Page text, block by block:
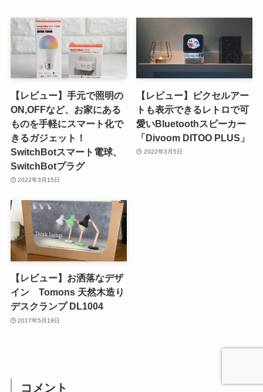
【レビュー】手元で照明の
ON,OFFなど、お家にある
ものを手軽にスマート化で
きるガジェット！
SwitchBotスマート電球、
SwitchBotプラグ
2022年3月15日
【レビュー】ピクセルアー
トも表示できるレトロで可
愛いBluetoothスピーカー
「Divoom DITOO PLUS」
2022年3月5日
【レビュー】お洒落なデザ
イン Tomons 天然木造り
デスクランプ DL1004
2017年5月19日
コメント